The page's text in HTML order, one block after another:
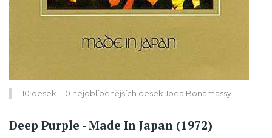
10 desek - 10 nejoblíbenějších desek Joea Bonamassy
Deep Purple - Made In Japan (1972)